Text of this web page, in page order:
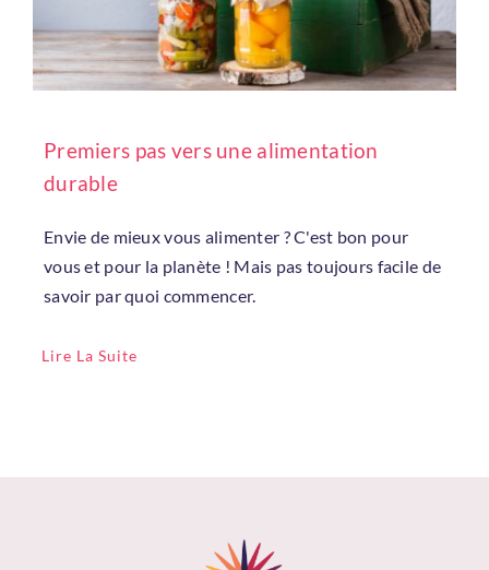
Premiers pas vers une alimentation
durable
Envie de mieux vous alimenter ? C'est bon pour
vous et pour la planète ! Mais pas toujours facile de
savoir par quoi commencer.
Lire La Suite